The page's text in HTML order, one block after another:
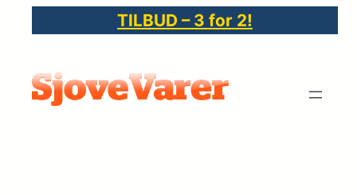
indhold
TILBUD – 3 for 2!